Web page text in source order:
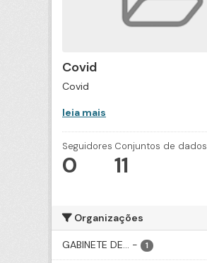
Covid
Covid
leia mais
Seguidores
0
Conjuntos de dados
11
Organizações
GABINETE DE... - 1